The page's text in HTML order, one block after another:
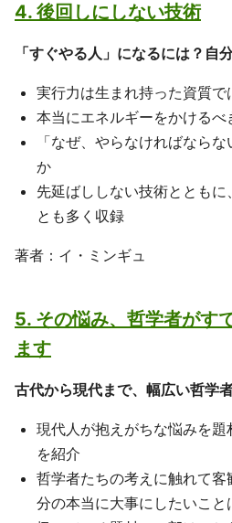
4. 後回しにしない技術
「すぐやる人」になるには？自
実行力は生まれ持った資質で
本当にエネルギーをかける
「なぜ、やらなければなら
か
先延ばししない技術ととも
とも多く収録
著者：イ・ミンギュ
5. その悩み、哲学者がす
ます
古代から現代まで、幅広い哲学
現代人が抱えがちな悩みを
を紹介
哲学者たちの考えに触れて
分の本当に大事にしたいこと